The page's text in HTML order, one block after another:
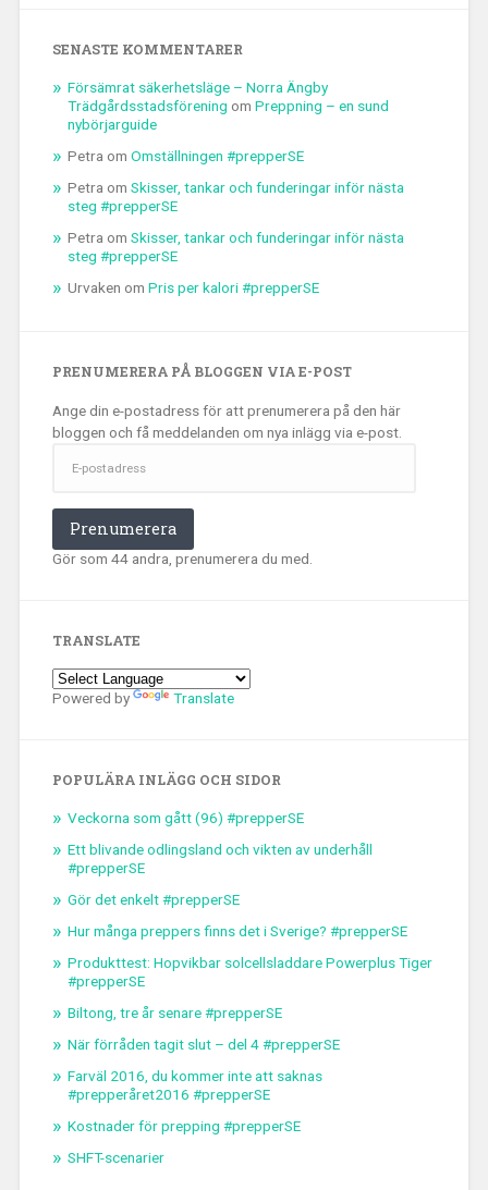
SENASTE KOMMENTARER
Försämrat säkerhetsläge – Norra Ängby
Trädgårdsstadsförening om Preppning – en sund
nybörjarguide
Petra om Omställningen #prepperSE
Petra om Skisser, tankar och funderingar inför nästa
steg #prepperSE
Petra om Skisser, tankar och funderingar inför nästa
steg #prepperSE
Urvaken om Pris per kalori #prepperSE
PRENUMERERA PÅ BLOGGEN VIA E-POST
Ange din e-postadress för att prenumerera på den här
bloggen och få meddelanden om nya inlägg via e-post.
postadress
Prenumerera
Gör som 44 andra, prenumerera du med.
TRANSLATE
Powered by Translate
POPULÄRA INLÄGG OCH SIDOR
Veckorna som gått (96) #prepperSE
Ett blivande odlingsland och vikten av underhåll
#prepperSE
Gör det enkelt #prepperSE
Hur många preppers finns det i Sverige? #prepperSE
Produkttest: Hopvikbar solcellsladdare Powerplus Tiger
#prepperSE
Biltong, tre år senare #prepperSE
När förråden tagit slut – del 4 #prepperSE
Farväl 2016, du kommer inte att saknas
#prepperåret2016 #prepperSE
Kostnader för prepping #prepperSE
SHFT-scenarier